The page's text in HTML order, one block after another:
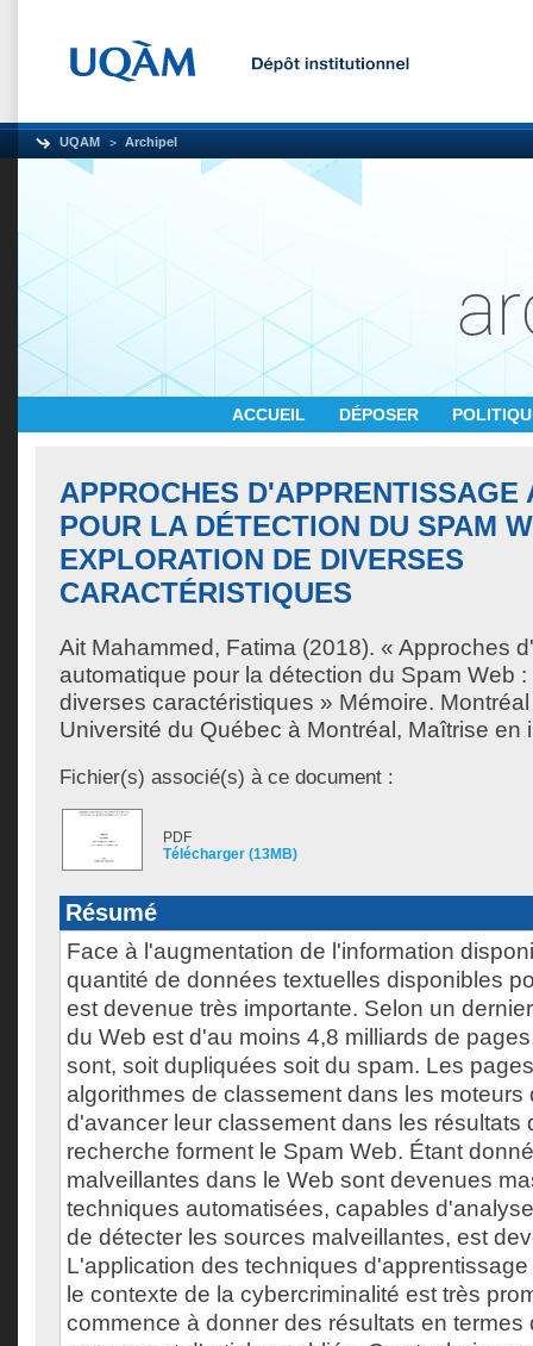
UQAM Archipel
ACCUEIL DÉPOSER
APPROCHES D'APPRENTISSAGE
POUR LA DÉTECTION DU SPAM
EXPLORATION DE DIVERSES
CARACTÉRISTIQUES
Ait Mahammed, Fatima (2018). « Approches
automatique pour la détection du Spam Web
diverses caractéristiques » Mémoire.
Université du Québec à Montréal, Maîtrise en
Fichier(s) associé(s) à ce document :
PDF
Télécharger (13MB)
Résumé
Face à l'augmentation de l'information
quantité de données textuelles disponibles
est devenue très importante. Selon un
du Web est d'au moins 4,8 milliards de
sont, soit dupliquées soit du spam. Les
algorithmes de classement dans les moteurs
d'avancer leur classement dans les résultats
recherche forment le Spam Web. Étant
malveillantes dans le Web sont devenues
techniques automatisées, capables
de détecter les sources malveillantes, est
L'application des techniques
le contexte de la cybercriminalité est très
commence à donner des résultats en termes